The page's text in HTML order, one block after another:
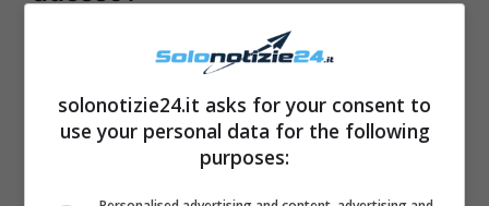
solonotizie24.it asks for your consent to
use your personal data for the following
purposes: